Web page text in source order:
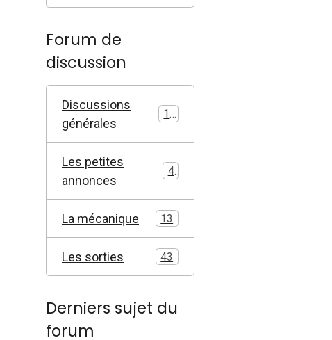
Forum de
discussion
Discussions
générales
17
Les petites
annonces
4
La mécanique 13
Les sorties 43
Derniers sujet du
forum